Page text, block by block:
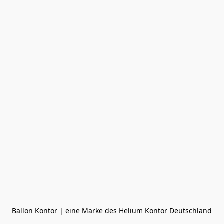
Ballon Kontor | eine Marke des Helium Kontor Deutschland